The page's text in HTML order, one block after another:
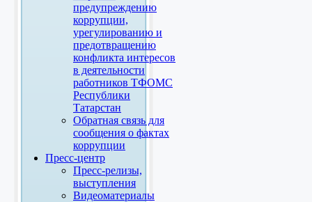
предупреждению
коррупции,
урегулированию и
предотвращению
конфликта интересов
в деятельности
работников ТФОМС
Республики
Татарстан
Обратная связь для
сообщения о фактах
коррупции
Пресс-центр
Пресс-релизы,
выступления
Видеоматериалы